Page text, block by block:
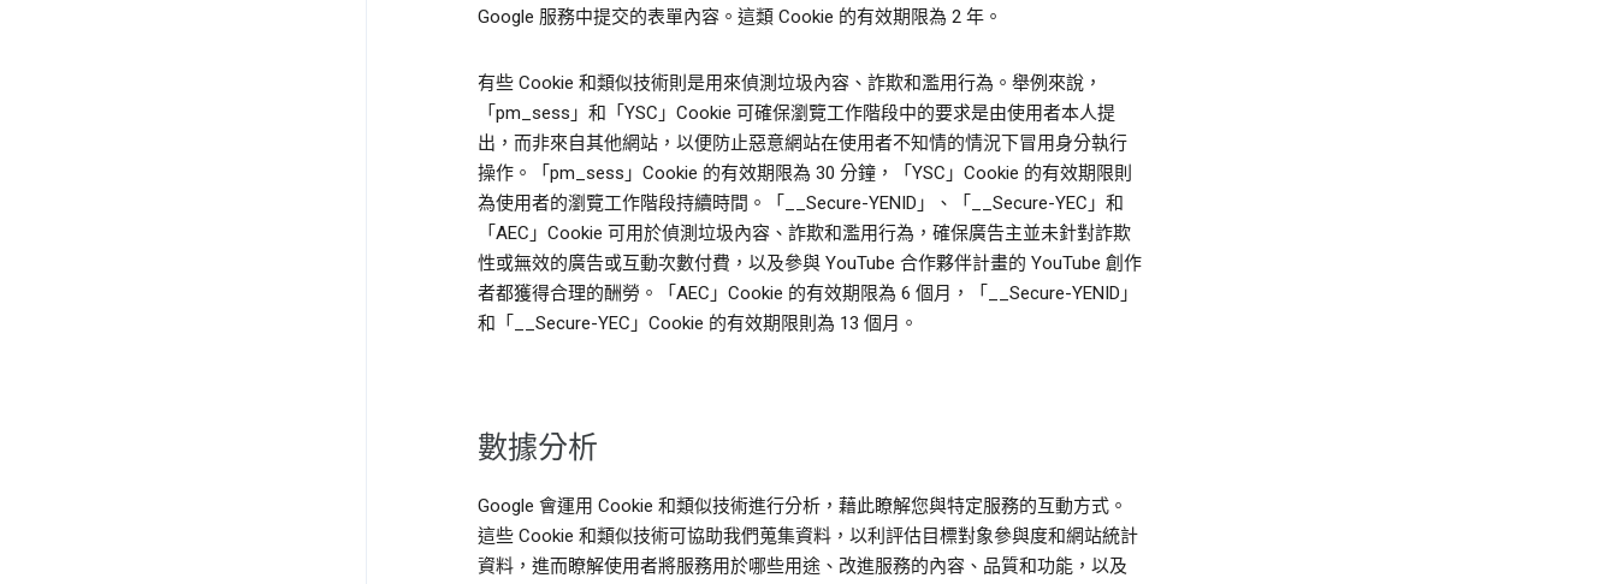
Google 服務中提交的表單內容。這類 Cookie 的有效期限為 2 年。
有些 Cookie 和類似技術則是用來偵測垃圾內容、詐欺和濫用行為。舉例來說，
「pm_sess」和「YSC」Cookie 可確保瀏覽工作階段中的要求是由使用者本人提
出，而非來自其他網站，以便防止惡意網站在使用者不知情的情況下冒用身分執行
操作。「pm_sess」Cookie 的有效期限為 30 分鐘，「YSC」Cookie 的有效期限則
為使用者的瀏覽工作階段持續時間。「__Secure-YENID」、「__Secure-YEC」和
「AEC」Cookie 可用於偵測垃圾內容、詐欺和濫用行為，確保廣告主並未針對詐欺
性或無效的廣告或互動次數付費，以及參與 YouTube 合作夥伴計畫的 YouTube 創作
者都獲得合理的酬勞。「AEC」Cookie 的有效期限為 6 個月，「__Secure-YENID」
和「__Secure-YEC」Cookie 的有效期限則為 13 個月。
數據分析
Google 會運用 Cookie 和類似技術進行分析，藉此瞭解您與特定服務的互動方式。
這些 Cookie 和類似技術可協助我們蒐集資料，以利評估目標對象參與度和網站統計
資料，進而瞭解使用者將服務用於哪些用途、改進服務的內容、品質和功能，以及